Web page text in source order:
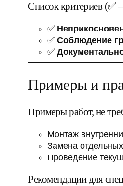
Список критериев (✅
✅
✅ Соблюдение
✅
Примеры и
Примеры работ, не
Монтаж
Замена
Проведение
Рекомендации для